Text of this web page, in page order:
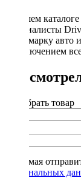
В нашем
Специалисты
вашу марку авто
подключением
Вы
Подобрать товар
Нажимая
персональных